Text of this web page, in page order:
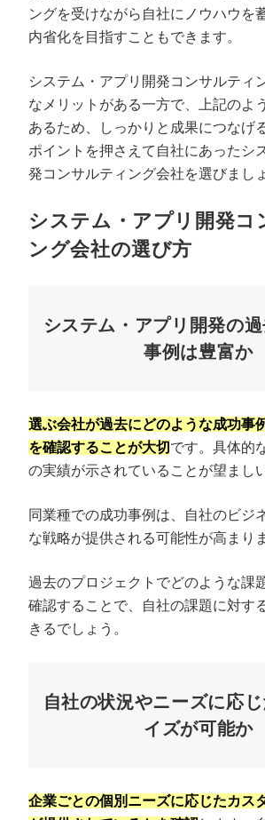
ングを受けながら自社にノウハウを
内省化を目指すこともできます。
システム・アプリ開発コンサルティ
なメリットがある一方で、上記のよ
あるため、しっかりと成果につなげ
ポイントを押さえて自社にあったシ
発コンサルティング会社を選びまし
システム・アプリ開発コ
ング会社の選び方
システム・アプリ開発の
事例は豊富か
選ぶ会社が過去にどのような成功事
を確認することが大切です。具体的
の実績が示されていることが望まし
同業種での成功事例は、自社のビジ
な戦略が提供される可能性が高まり
過去のプロジェクトでどのような課
確認することで、自社の課題に対す
きるでしょう。
自社の状況やニーズに応
イズが可能か
企業ごとの個別ニーズに応じたカス